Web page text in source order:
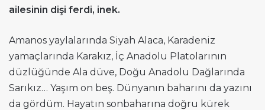
ailesinin dişi ferdi, inek.
Amanos yaylalarında Siyah Alaca, Karadeniz
yamaçlarında Karakız, İç Anadolu Platolarının
düzlüğünde Ala düve, Doğu Anadolu Dağlarında
Sarıkız… Yaşım on beş. Dünyanın baharını da yazını
da gördüm. Hayatın sonbaharına doğru kürek